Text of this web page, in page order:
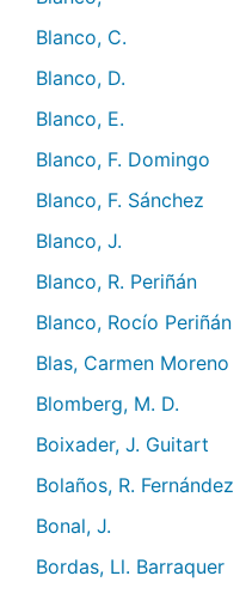
Blanco, C.
Blanco, D.
Blanco, E.
Blanco, F. Domingo
Blanco, F. Sánchez
Blanco, J.
Blanco, R. Periñán
Blanco, Rocío Periñán
Blas, Carmen Moreno
Blomberg, M. D.
Boixader, J. Guitart
Bolaños, R. Fernández
Bonal, J.
Bordas, Ll. Barraquer